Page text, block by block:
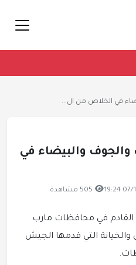
في الخلاص من ال...
والبيضاء في
07/ 505 مشاهدة
في محافظات مارب
التي قدمها الجيش